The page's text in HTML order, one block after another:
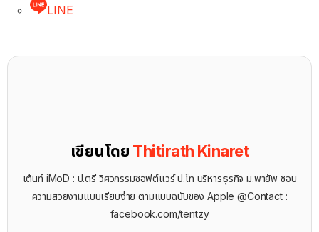
LINE
เขียนโดย Thitirath Kinaret
เต้นท์ iMoD : ป.ตรี วิศวกรรมซอฟต์แวร์ ป.โท บริหารธุรกิจ ม.พายัพ ชอบ
ความสวยงามแบบเรียบง่าย ตามแบบฉบับของ Apple @Contact :
facebook.com/tentzy